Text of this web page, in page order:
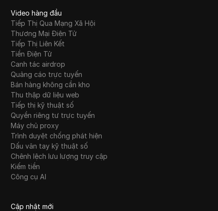
Video hàng đầu
Tiếp Thị Qua Mạng Xã Hội
Thương Mại Điện Tử
Tiếp Thị Liên Kết
Tiền Điện Tử
Canh tác airdrop
Quảng cáo trực tuyến
Bán hàng không cần kho
Thu thập dữ liệu web
Tiếp thị kỹ thuật số
Quyền riêng tư trực tuyến
Máy chủ proxy
Trình duyệt chống phát hiện
Dấu vân tay kỹ thuật số
Chênh lệch lưu lượng truy cập
Kiếm tiền
Công cụ AI
Cập nhật mới